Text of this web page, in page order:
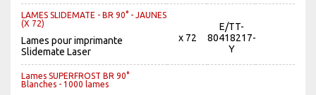
LAMES SLIDEMATE - BR 90° - JAUNES
(X 72)
Lames pour imprimante
Slidemate Laser
x 72
E/TT-
80418217-
Y
Lames SUPERFROST BR 90°
Blanches - 1000 lames